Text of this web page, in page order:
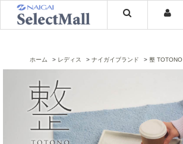
ホーム レディス ナイガイブランド 整 TOTONO